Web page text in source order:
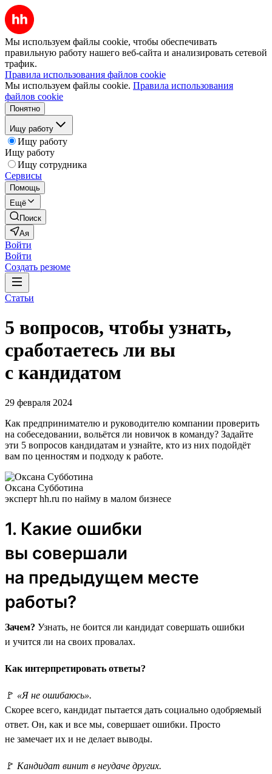
Мы используем файлы cookie, чтобы обеспечивать
правильную работу нашего веб-сайта и анализировать сетевой
трафик.
Правила использования файлов cookie
Мы используем файлы cookie. Правила использования
файлов cookie
Понятно
Ищу работу
Ищу работу
Ищу работу
Ищу сотрудника
Сервисы
Помощь
Ещё
Поиск
Ая
Войти
Войти
Создать резюме
Статьи
5 вопросов, чтобы узнать,
сработаетесь ли вы
с кандидатом
29 февраля 2024
Как предпринимателю и руководителю компании проверить
на собеседовании, вольётся ли новичок в команду? Задайте
эти 5 вопросов кандидатам и узнайте, кто из них подойдёт
вам по ценностям и подходу к работе.
Оксана Субботина
эксперт hh.ru по найму в малом бизнесе
1. Какие ошибки
вы совершали
на предыдущем месте
работы?
Зачем? Узнать, не боится ли кандидат совершать ошибки
и учится ли на своих провалах.
Как интерпретировать ответы?
🚩 «Я не ошибаюсь».
Скорее всего, кандидат пытается дать социально одобряемый
ответ. Он, как и все мы, совершает ошибки. Просто
не замечает их и не делает выводы.
🚩 Кандидат винит в неудаче других.